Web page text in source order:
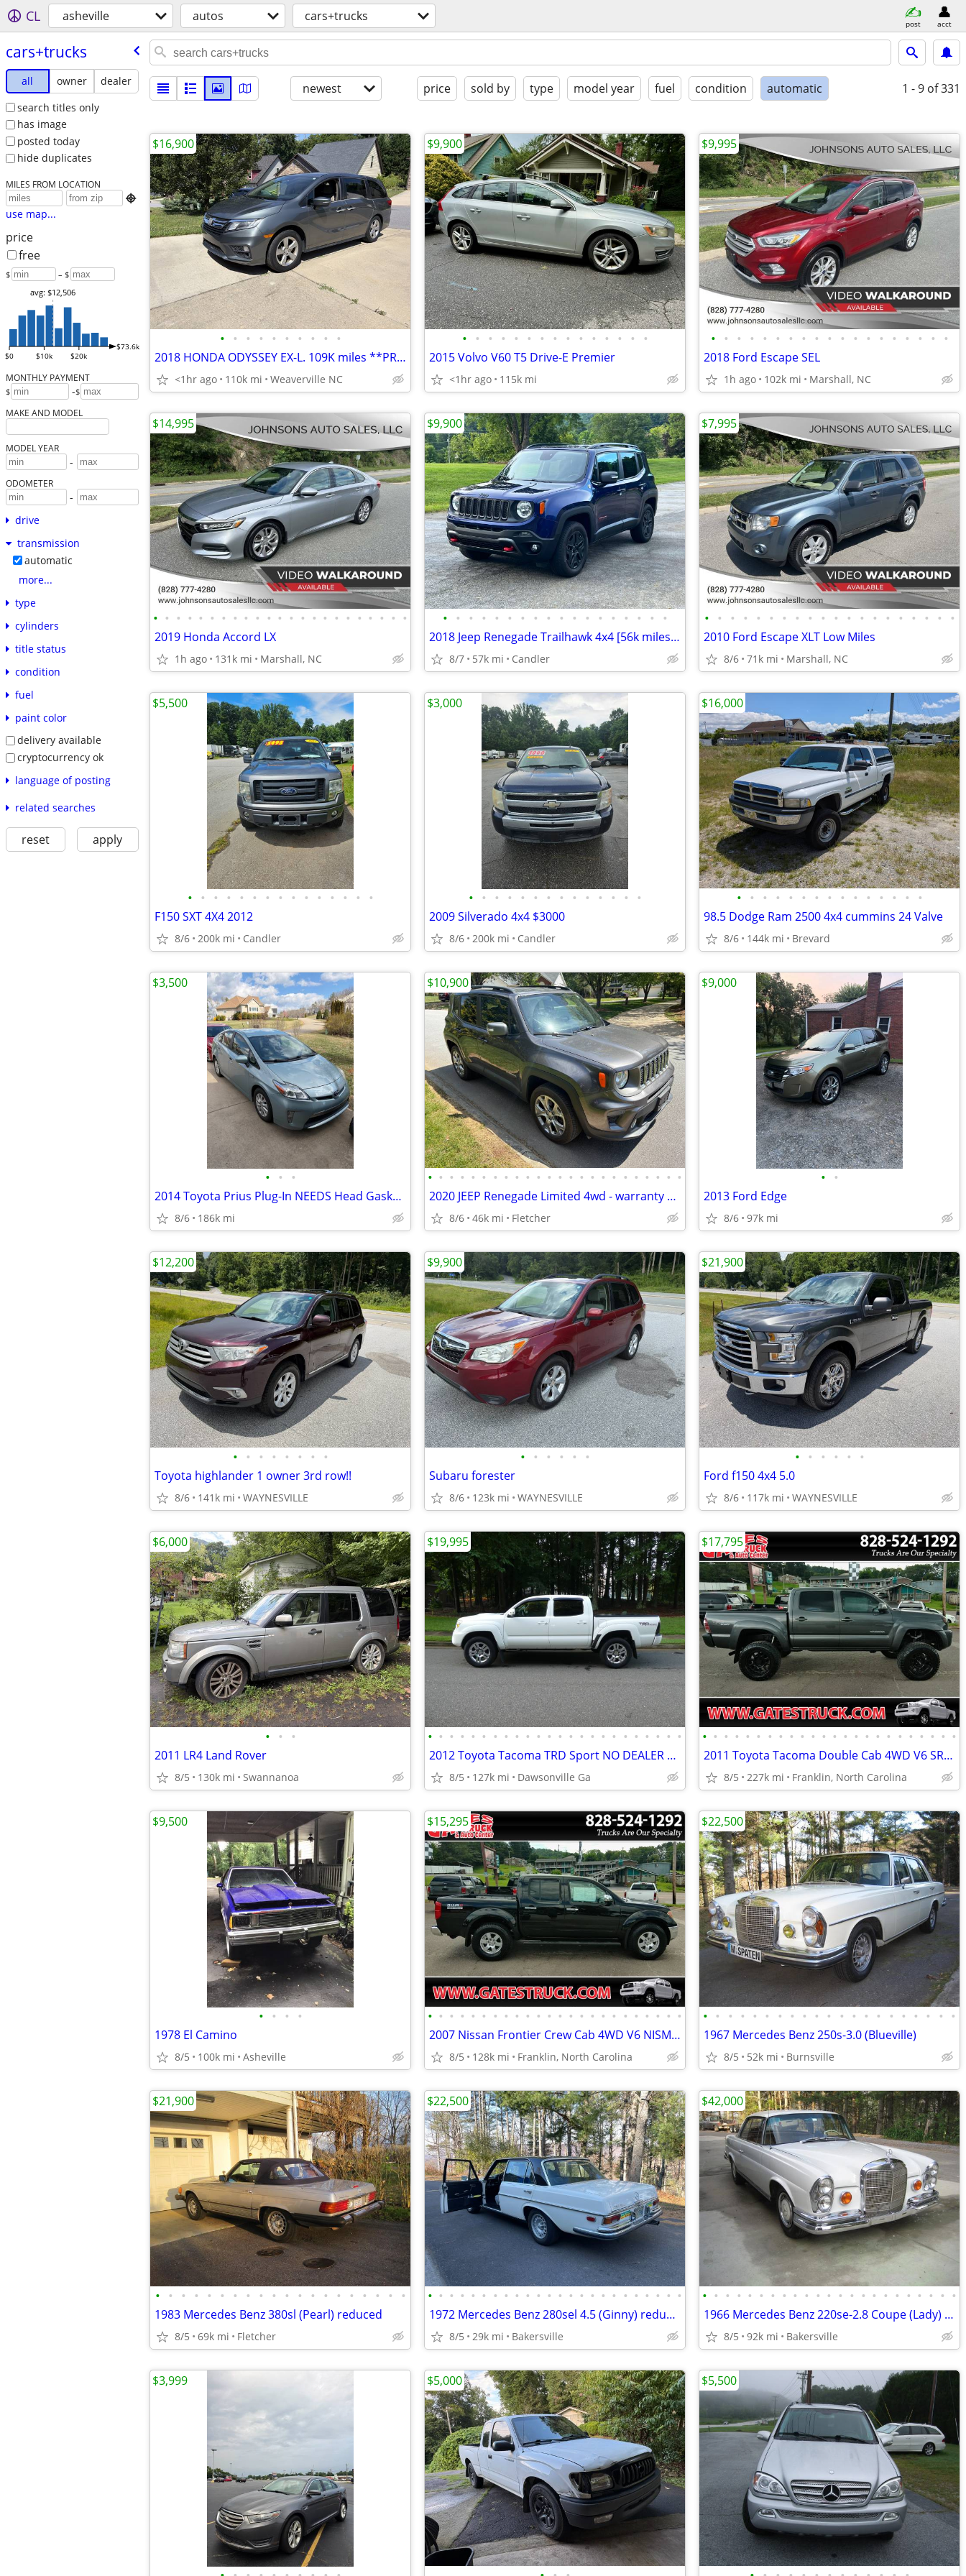
CL asheville autos cars+trucks post acct
cars+trucks
all owner
dealer
search titles only
has image
posted today
hide duplicates
MILES FROM LOCATION

use map...
price
free
$ – $
$0 $10k $20k
$73.6k
avg: $12,506
MONTHLY PAYMENT
$ -$
MAKE AND MODEL
MODEL YEAR
-
ODOMETER
-
drive
transmission
automatic
more...
type
cylinders
title status
condition
fuel
paint color
delivery available
cryptocurrency ok
language of posting
related searches
reset apply
newest price sold by type model year fuel condition automatic 1 - 9 of 331
• • • • • • • • • •
2018 HONDA ODYSSEY EX-L. 109K miles **PRICE DROP!!**
<1hr ago 110k mi Weaverville NC
$16,900
• • • • • • • • • • • • • • •
2015 Volvo V60 T5 Drive-E Premier
<1hr ago 115k mi
$9,900
• • • • • • • • • • • • • • • • • • •
2018 Ford Escape SEL
1h ago 102k mi Marshall, NC
$9,995
• • • • • • • • • • • • • • • • • • • • • • •
2019 Honda Accord LX
1h ago 131k mi Marshall, NC
$14,995
• • • • • • • • • • • • • • • • • •
2018 Jeep Renegade Trailhawk 4x4 [56k miles] Compass Cherokee Patriot
8/7 57k mi Candler
$9,900
• • • • • • • • • • • • • • • • • • • •
2010 Ford Escape XLT Low Miles
8/6 71k mi Marshall, NC
$7,995
• • • • • • • • • • • • • • •
F150 SXT 4X4 2012
8/6 200k mi Candler
$5,500
• • • • • • • • • • • • • •
2009 Silverado 4x4 $3000
8/6 200k mi Candler
$3,000
• • • • • • • • • • • • • • •
98.5 Dodge Ram 2500 4x4 cummins 24 Valve
8/6 144k mi Brevard
$16,000
• • •
2014 Toyota Prius Plug-In NEEDS Head Gasket Replaced
8/6 186k mi
$3,500
• • • • • • • • • • • • • • • • • • • • • • • •
2020 JEEP Renegade Limited 4wd - warranty available
8/6 46k mi Fletcher
$10,900
• •
2013 Ford Edge
8/6 97k mi
$9,000
• • • • • • • •
Toyota highlander 1 owner 3rd row!!
8/6 141k mi WAYNESVILLE
$12,200
• • • • • •
Subaru forester
8/6 123k mi WAYNESVILLE
$9,900
• • • • • •
Ford f150 4x4 5.0
8/6 117k mi WAYNESVILLE
$21,900
• • •
2011 LR4 Land Rover
8/5 130k mi Swannanoa
$6,000
• • • • • • • • • • • • • • • • • • • • • • • •
2012 Toyota Tacoma TRD Sport NO DEALER FEES
8/5 127k mi Dawsonville Ga
$19,995
• • • • • • • • • • • • • • • • • • • • • • • •
2011 Toyota Tacoma Double Cab 4WD V6 SR5 TRD-Sport *Gray* LIFTED
8/5 227k mi Franklin, North Carolina
$17,795
• • • •
1978 El Camino
8/5 100k mi Asheville
$9,500
• • • • • • • • • • • • • • • • • • • • • • • •
2007 Nissan Frontier Crew Cab 4WD V6 NISMO (Low Miles) *Black*
8/5 128k mi Franklin, North Carolina
$15,295
• • • • • • • • • • • • • • • • • • • • •
1967 Mercedes Benz 250s-3.0 (Blueville)
8/5 52k mi Burnsville
$22,500
• • • • • • • • • • • • • • • • • • • •
1983 Mercedes Benz 380sl (Pearl) reduced
8/5 69k mi Fletcher
$21,900
• • • • • • • • • • • • • • • • • • • • • • • •
1972 Mercedes Benz 280sel 4.5 (Ginny) reduced
8/5 29k mi Bakersville
$22,500
• • • • • • • • • • • • • • • • • • • • • • •
1966 Mercedes Benz 220se-2.8 Coupe (Lady) reduced
8/5 92k mi Bakersville
$42,000
$3,999 $5,000 $5,500